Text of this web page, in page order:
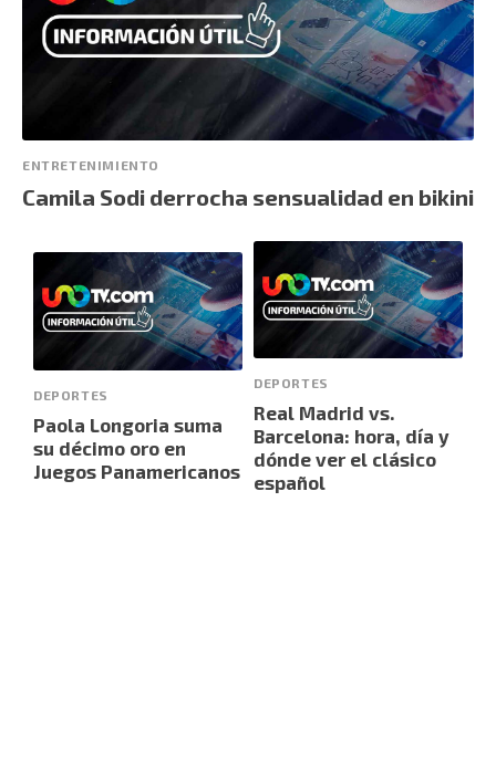
ENTRETENIMIENTO
Camila Sodi derrocha sensualidad en bikini
DEPORTES
Paola Longoria suma
su décimo oro en
Juegos Panamericanos
DEPORTES
Real Madrid vs.
Barcelona: hora, día y
dónde ver el clásico
español